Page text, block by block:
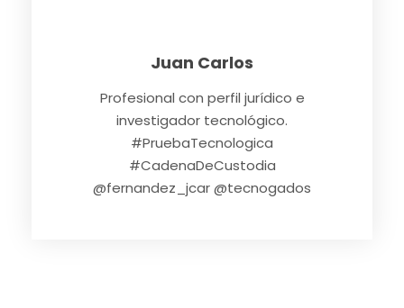
Juan Carlos
Profesional con perfil jurídico e
investigador tecnológico.
#PruebaTecnologica
#CadenaDeCustodia
@fernandez_jcar @tecnogados